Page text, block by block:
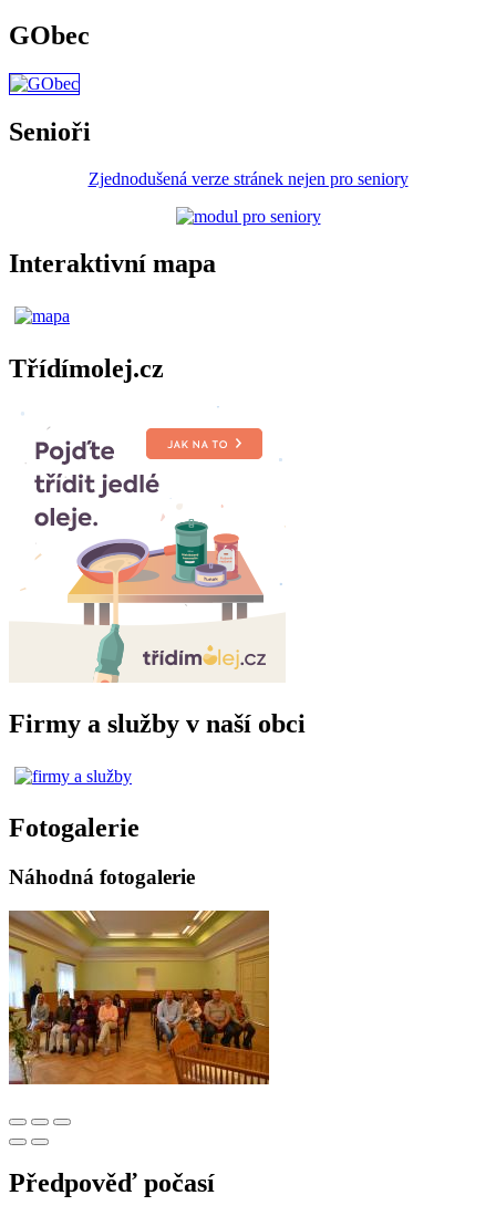
GObec
Senioři
Zjednodušená verze stránek nejen pro seniory
Interaktivní mapa
Třídímolej.cz
Firmy a služby v naší obci
Fotogalerie
Náhodná fotogalerie
Předpověď počasí